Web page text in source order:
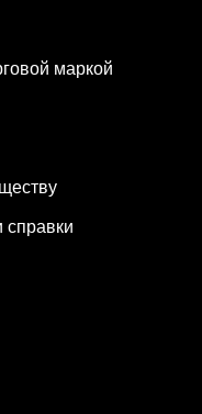
маркой
справки